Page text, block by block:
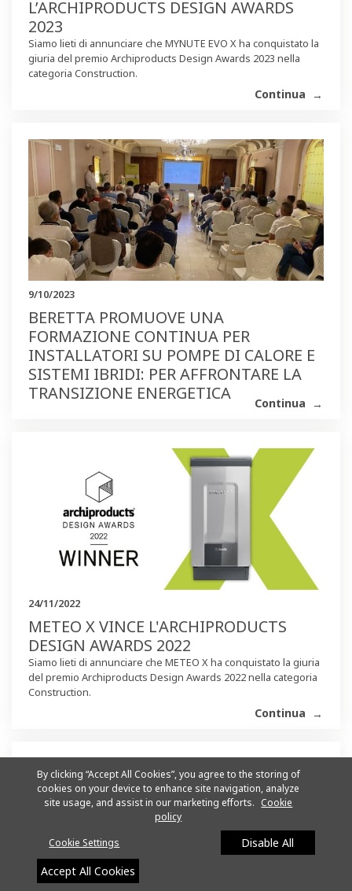
L’ARCHIPRODUCTS DESIGN AWARDS
2023
Siamo lieti di annunciare che MYNUTE EVO X ha conquistato la
giuria del premio Archiproducts Design Awards 2023 nella
categoria Construction.
Continua
9/10/2023
BERETTA PROMUOVE UNA
FORMAZIONE CONTINUA PER
INSTALLATORI SU POMPE DI CALORE E
SISTEMI IBRIDI: PER AFFRONTARE LA
TRANSIZIONE ENERGETICA
Continua
24/11/2022
METEO X VINCE L'ARCHIPRODUCTS
DESIGN AWARDS 2022
Siamo lieti di annunciare che METEO X ha conquistato la giuria
del premio Archiproducts Design Awards 2022 nella categoria
Construction.
Continua
By clicking “Accept All Cookies”, you agree to the storing of
cookies on your device to enhance site navigation, analyze
site usage, and assist in our marketing efforts. Cookie
policy
Cookie Settings
Disable All
Accept All Cookies